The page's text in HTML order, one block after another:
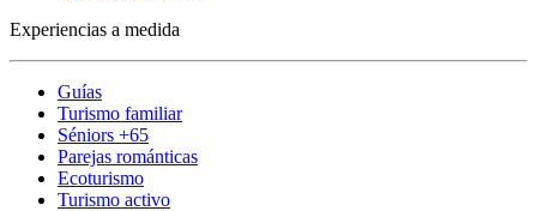
Experiencias a medida
Guías
Turismo familiar
Séniors +65
Parejas románticas
Ecoturismo
Turismo activo